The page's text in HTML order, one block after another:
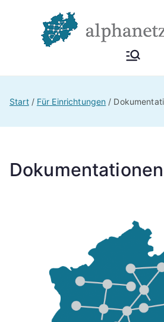
Start Für Einrichtungen
Dokumentationen